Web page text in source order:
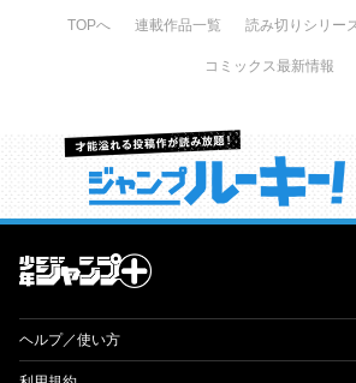
TOPへ 連載作品一覧 読み切りシリー
コミックス最新情報
才能溢れる投稿作が読み放題！ ジ
ヘルプ／使い方